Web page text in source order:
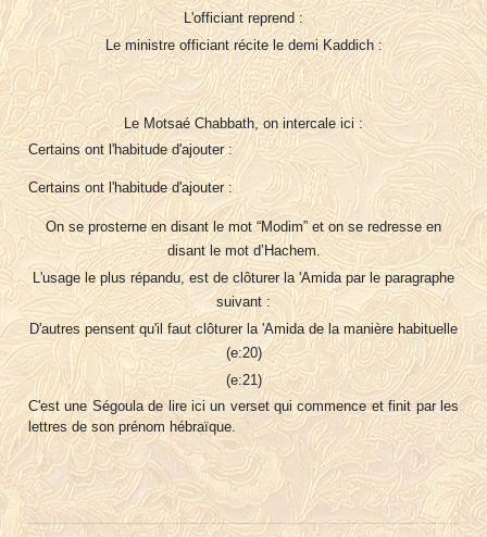
L'officiant reprend :
Le ministre officiant récite le demi Kaddich :
Le Motsaé Chabbath, on intercale ici :
Certains ont l'habitude d'ajouter :
Certains ont l'habitude d'ajouter :
On se prosterne en disant le mot “Modim” et on se redresse en
disant le mot d’Hachem.
L'usage le plus répandu, est de clôturer la 'Amida par le paragraphe
suivant :
D'autres pensent qu'il faut clôturer la 'Amida de la manière habituelle
(e:20)
(e:21)
C'est une Ségoula de lire ici un verset qui commence et finit par les
lettres de son prénom hébraïque.